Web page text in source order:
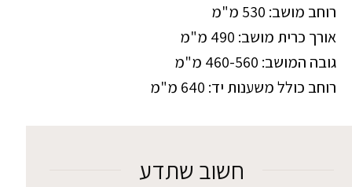
רוחב מושב: 530 מ"מ
אורך כרית מושב: 490 מ"מ
גובה המושב: 460-560 מ"מ
רוחב כולל משענות יד: 640 מ"מ
חשוב שתדע